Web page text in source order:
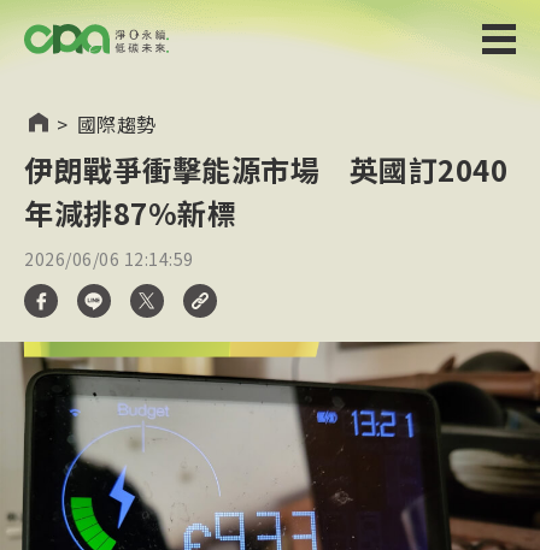
> 國際趨勢
伊朗戰爭衝擊能源市場 英國訂2040
年減排87%新標
2026/06/06 12:14:59